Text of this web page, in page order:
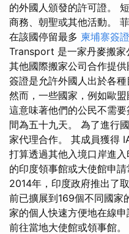
的外國人頒發的許可證。
商務、朝聖或其他活動。
在該國停留最多 柬埔寨簽證
Transport 是一家丹麥搬
其他國際搬家公司合作提
簽證是允許外國人出於各種
然而，一些國家，例如歐盟
這意味著他們的公民不需
間為五十九天。 為了進行
家代理合作。 其成員獲得
打算透過其他入境口岸進
的印度領事館或大使館申請
2014年，印度政府推出了
前已擴展到169個不同國家
家的個人快速方便地在線
前往當地大使館或領事館